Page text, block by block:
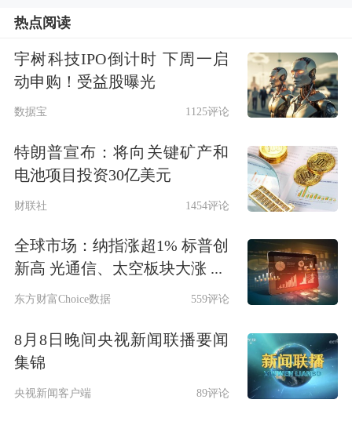
热点阅读
宇树科技IPO倒计时 下周一启
动申购！受益股曝光
数据宝 1125评论
特朗普宣布：将向关键矿产和
电池项目投资30亿美元
财联社 1454评论
全球市场：纳指涨超1% 标普创
新高 光通信、太空板块大涨 ...
东方财富Choice数据 559评论
8月8日晚间央视新闻联播要闻
集锦
央视新闻客户端 89评论